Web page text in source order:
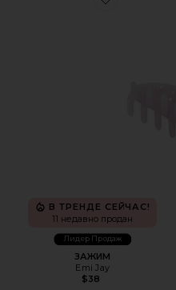
Favorite ЗАЖИМ
В ТРЕНДЕ СЕЙЧАС!
11 недавно продан
Лидер Продаж
ЗАЖИМ
Emi Jay
$38